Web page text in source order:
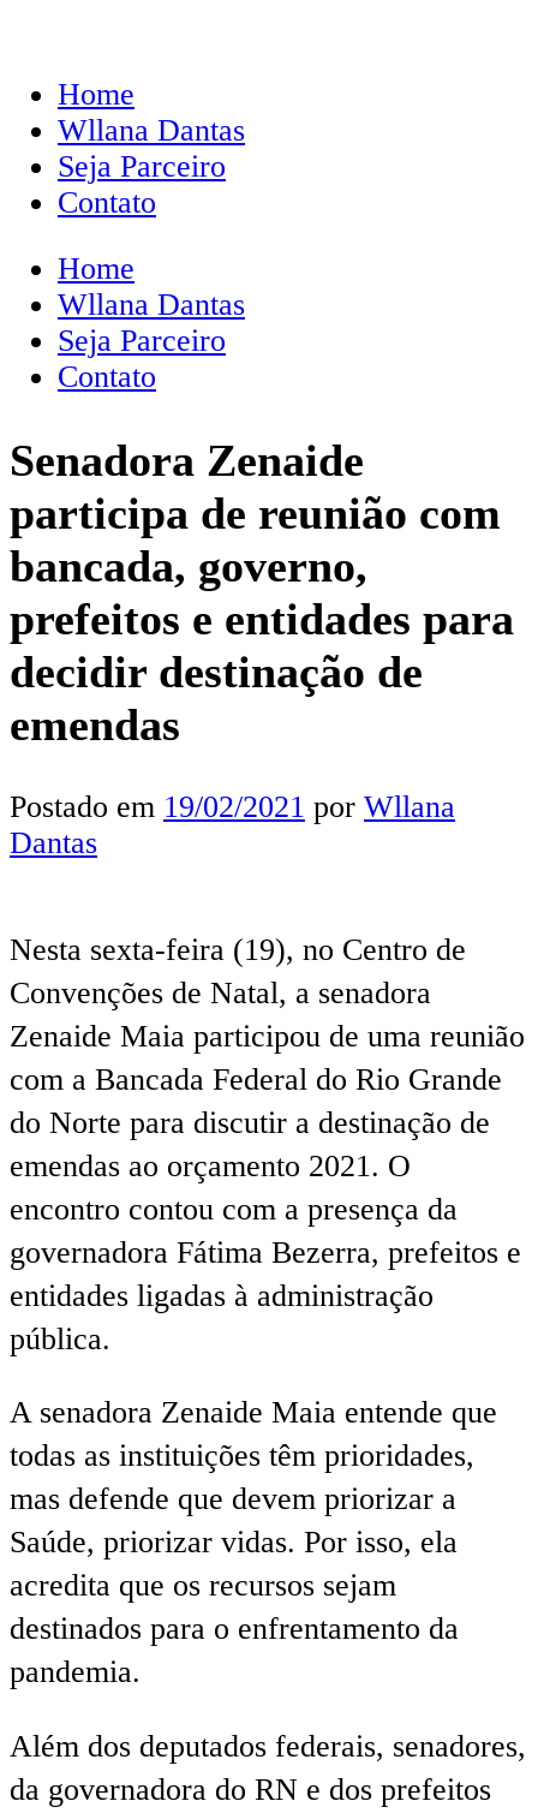
Home
Wllana Dantas
Seja Parceiro
Contato
Home
Wllana Dantas
Seja Parceiro
Contato
Senadora Zenaide
participa de reunião com
bancada, governo,
prefeitos e entidades para
decidir destinação de
emendas
Postado em 19/02/2021 por Wllana
Dantas
Nesta sexta-feira (19), no Centro de
Convenções de Natal, a senadora
Zenaide Maia participou de uma reunião
com a Bancada Federal do Rio Grande
do Norte para discutir a destinação de
emendas ao orçamento 2021. O
encontro contou com a presença da
governadora Fátima Bezerra, prefeitos e
entidades ligadas à administração
pública.
A senadora Zenaide Maia entende que
todas as instituições têm prioridades,
mas defende que devem priorizar a
Saúde, priorizar vidas. Por isso, ela
acredita que os recursos sejam
destinados para o enfrentamento da
pandemia.
Além dos deputados federais, senadores,
da governadora do RN e dos prefeitos